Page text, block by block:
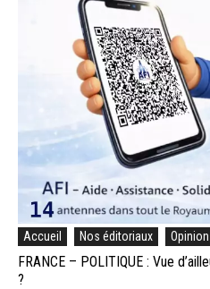
Accueil Nos éditoriaux
FRANCE – POLITIQUE : Vue
?